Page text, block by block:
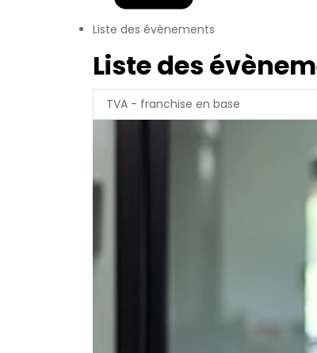
Liste des évènements
Liste des
TVA - franchise en base